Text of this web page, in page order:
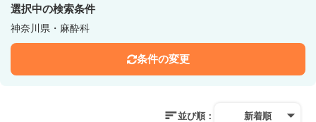
選択中の検索条件
神奈川県・麻酔科
条件の変更
並び順： 新着順